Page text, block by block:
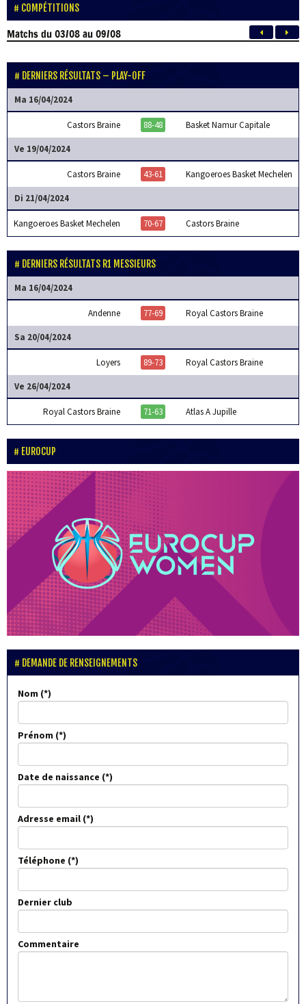
COMPÉTITIONS
Matchsdu 03/08 au 09/08
DERNIERS RÉSULTATS – PLAY-OFF
Ma 16/04/2024
Castors Braine 88-48 Basket Namur Capitale
Ve 19/04/2024
Castors Braine 43-61 Kangoeroes Basket Mechelen
Di 21/04/2024
Kangoeroes Basket Mechelen 70-67 Castors Braine
DERNIERS RÉSULTATS R1 MESSIEURS
Ma 16/04/2024
Andenne 77-69 Royal Castors Braine
Sa 20/04/2024
Loyers 89-73 Royal Castors Braine
Ve 26/04/2024
Royal Castors Braine 71-63 Atlas A Jupille
EUROCUP
DEMANDE DE RENSEIGNEMENTS
Nom
Prénom
Date de naissance
Adresse email
Téléphone
Dernier club
Commentaire